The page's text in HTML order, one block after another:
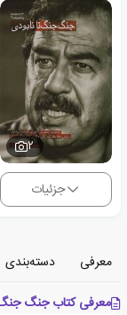
2
جزئیات
معرفی دسته‌بندی
معرفی کتاب جنگ جنگ